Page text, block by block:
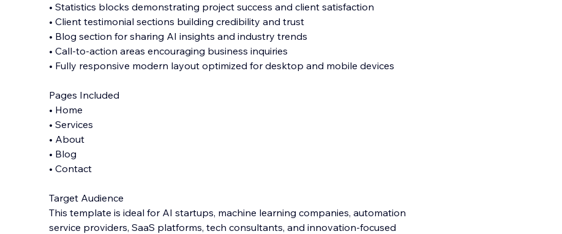
• Statistics blocks demonstrating project success and client satisfaction
• Client testimonial sections building credibility and trust
• Blog section for sharing AI insights and industry trends
• Call-to-action areas encouraging business inquiries
• Fully responsive modern layout optimized for desktop and mobile devices
Pages Included
• Home
• Services
• About
• Blog
• Contact
Target Audience
This template is ideal for AI startups, machine learning companies, automation
service providers, SaaS platforms, tech consultants, and innovation-focused